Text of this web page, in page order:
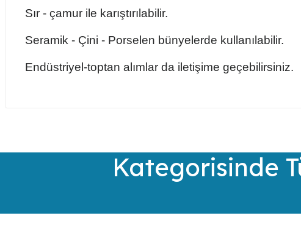
Sır - çamur ile karıştırılabilir.
Seramik - Çini - Porselen bünyelerde kullanılabilir.
Endüstriyel-toptan alımlar da iletişime geçebilirsiniz.
Ürün açıklamasında eksik bilgiler bulunuyor.
Kategorisinde